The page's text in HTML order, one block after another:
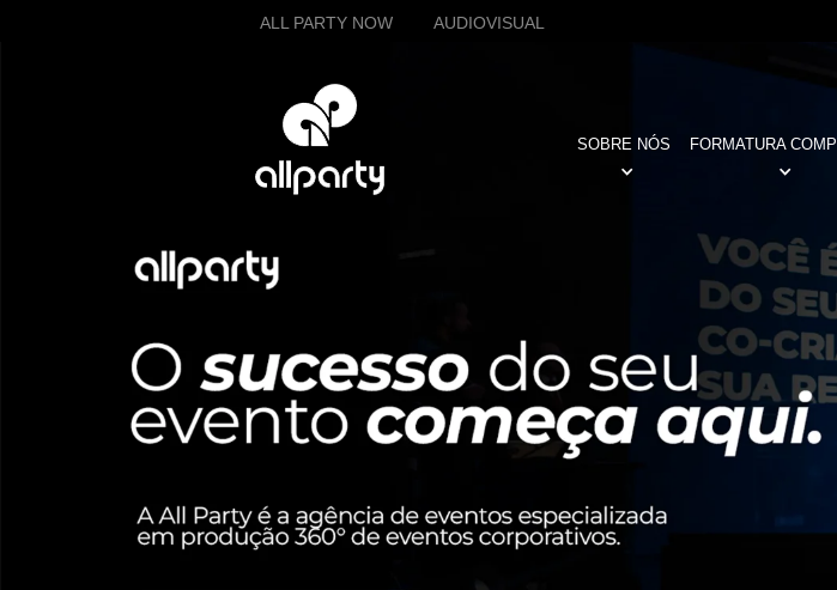
ALL PARTY NOW AUDIOVISUAL
SOBRE NÓS FORMATURA